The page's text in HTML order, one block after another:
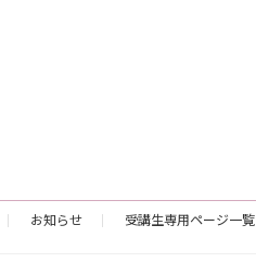
お知らせ 受講生専用ページ一覧